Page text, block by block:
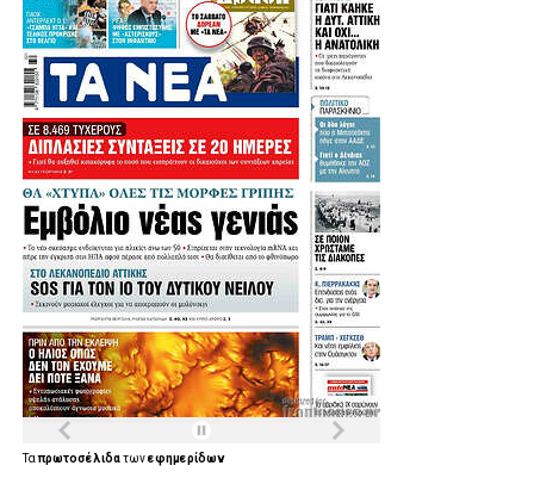
Ταπρωτοσέλιδατωνεφημερίδων